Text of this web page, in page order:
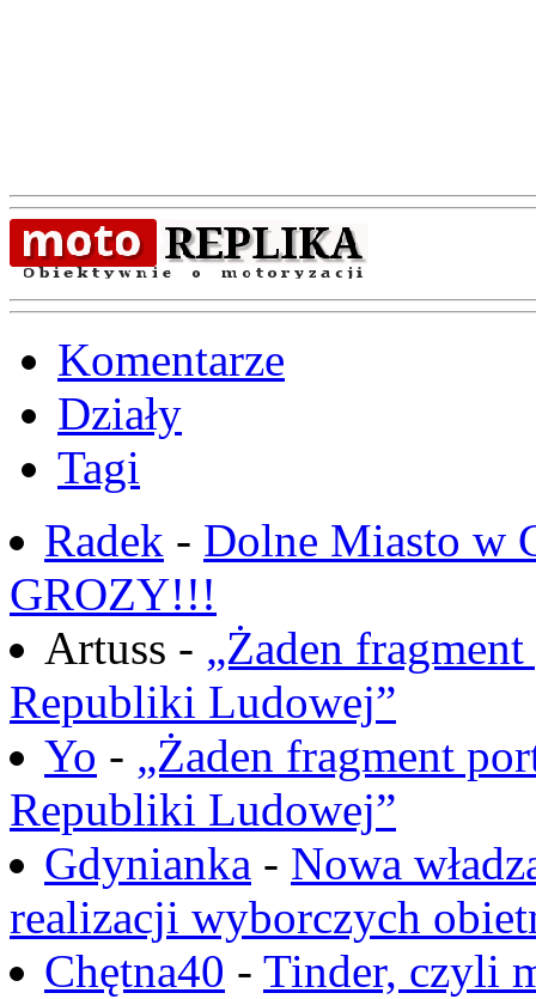
Komentarze
Działy
Tagi
Radek - Dolne Miasto w
GROZY!!!
Artuss - „Żaden
Republiki Ludowej”
Yo - „Żaden fragment
Republiki Ludowej”
Gdynianka - Nowa
realizacji wyborczych
Chętna40 - Tinder, czyli